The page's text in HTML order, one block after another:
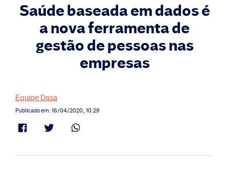
Saúde baseada em dados é
a nova ferramenta de
gestão de pessoas nas
empresas
Equipe Dasa
Publicado em: 16/04/2020, 10:29